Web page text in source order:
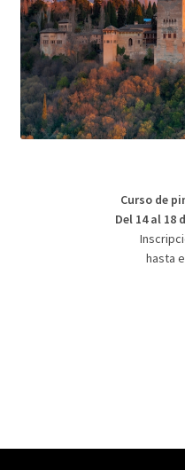
Curso de
Del 14 al 18
hasta